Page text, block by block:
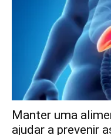
Manter uma
ajudar a prevenir